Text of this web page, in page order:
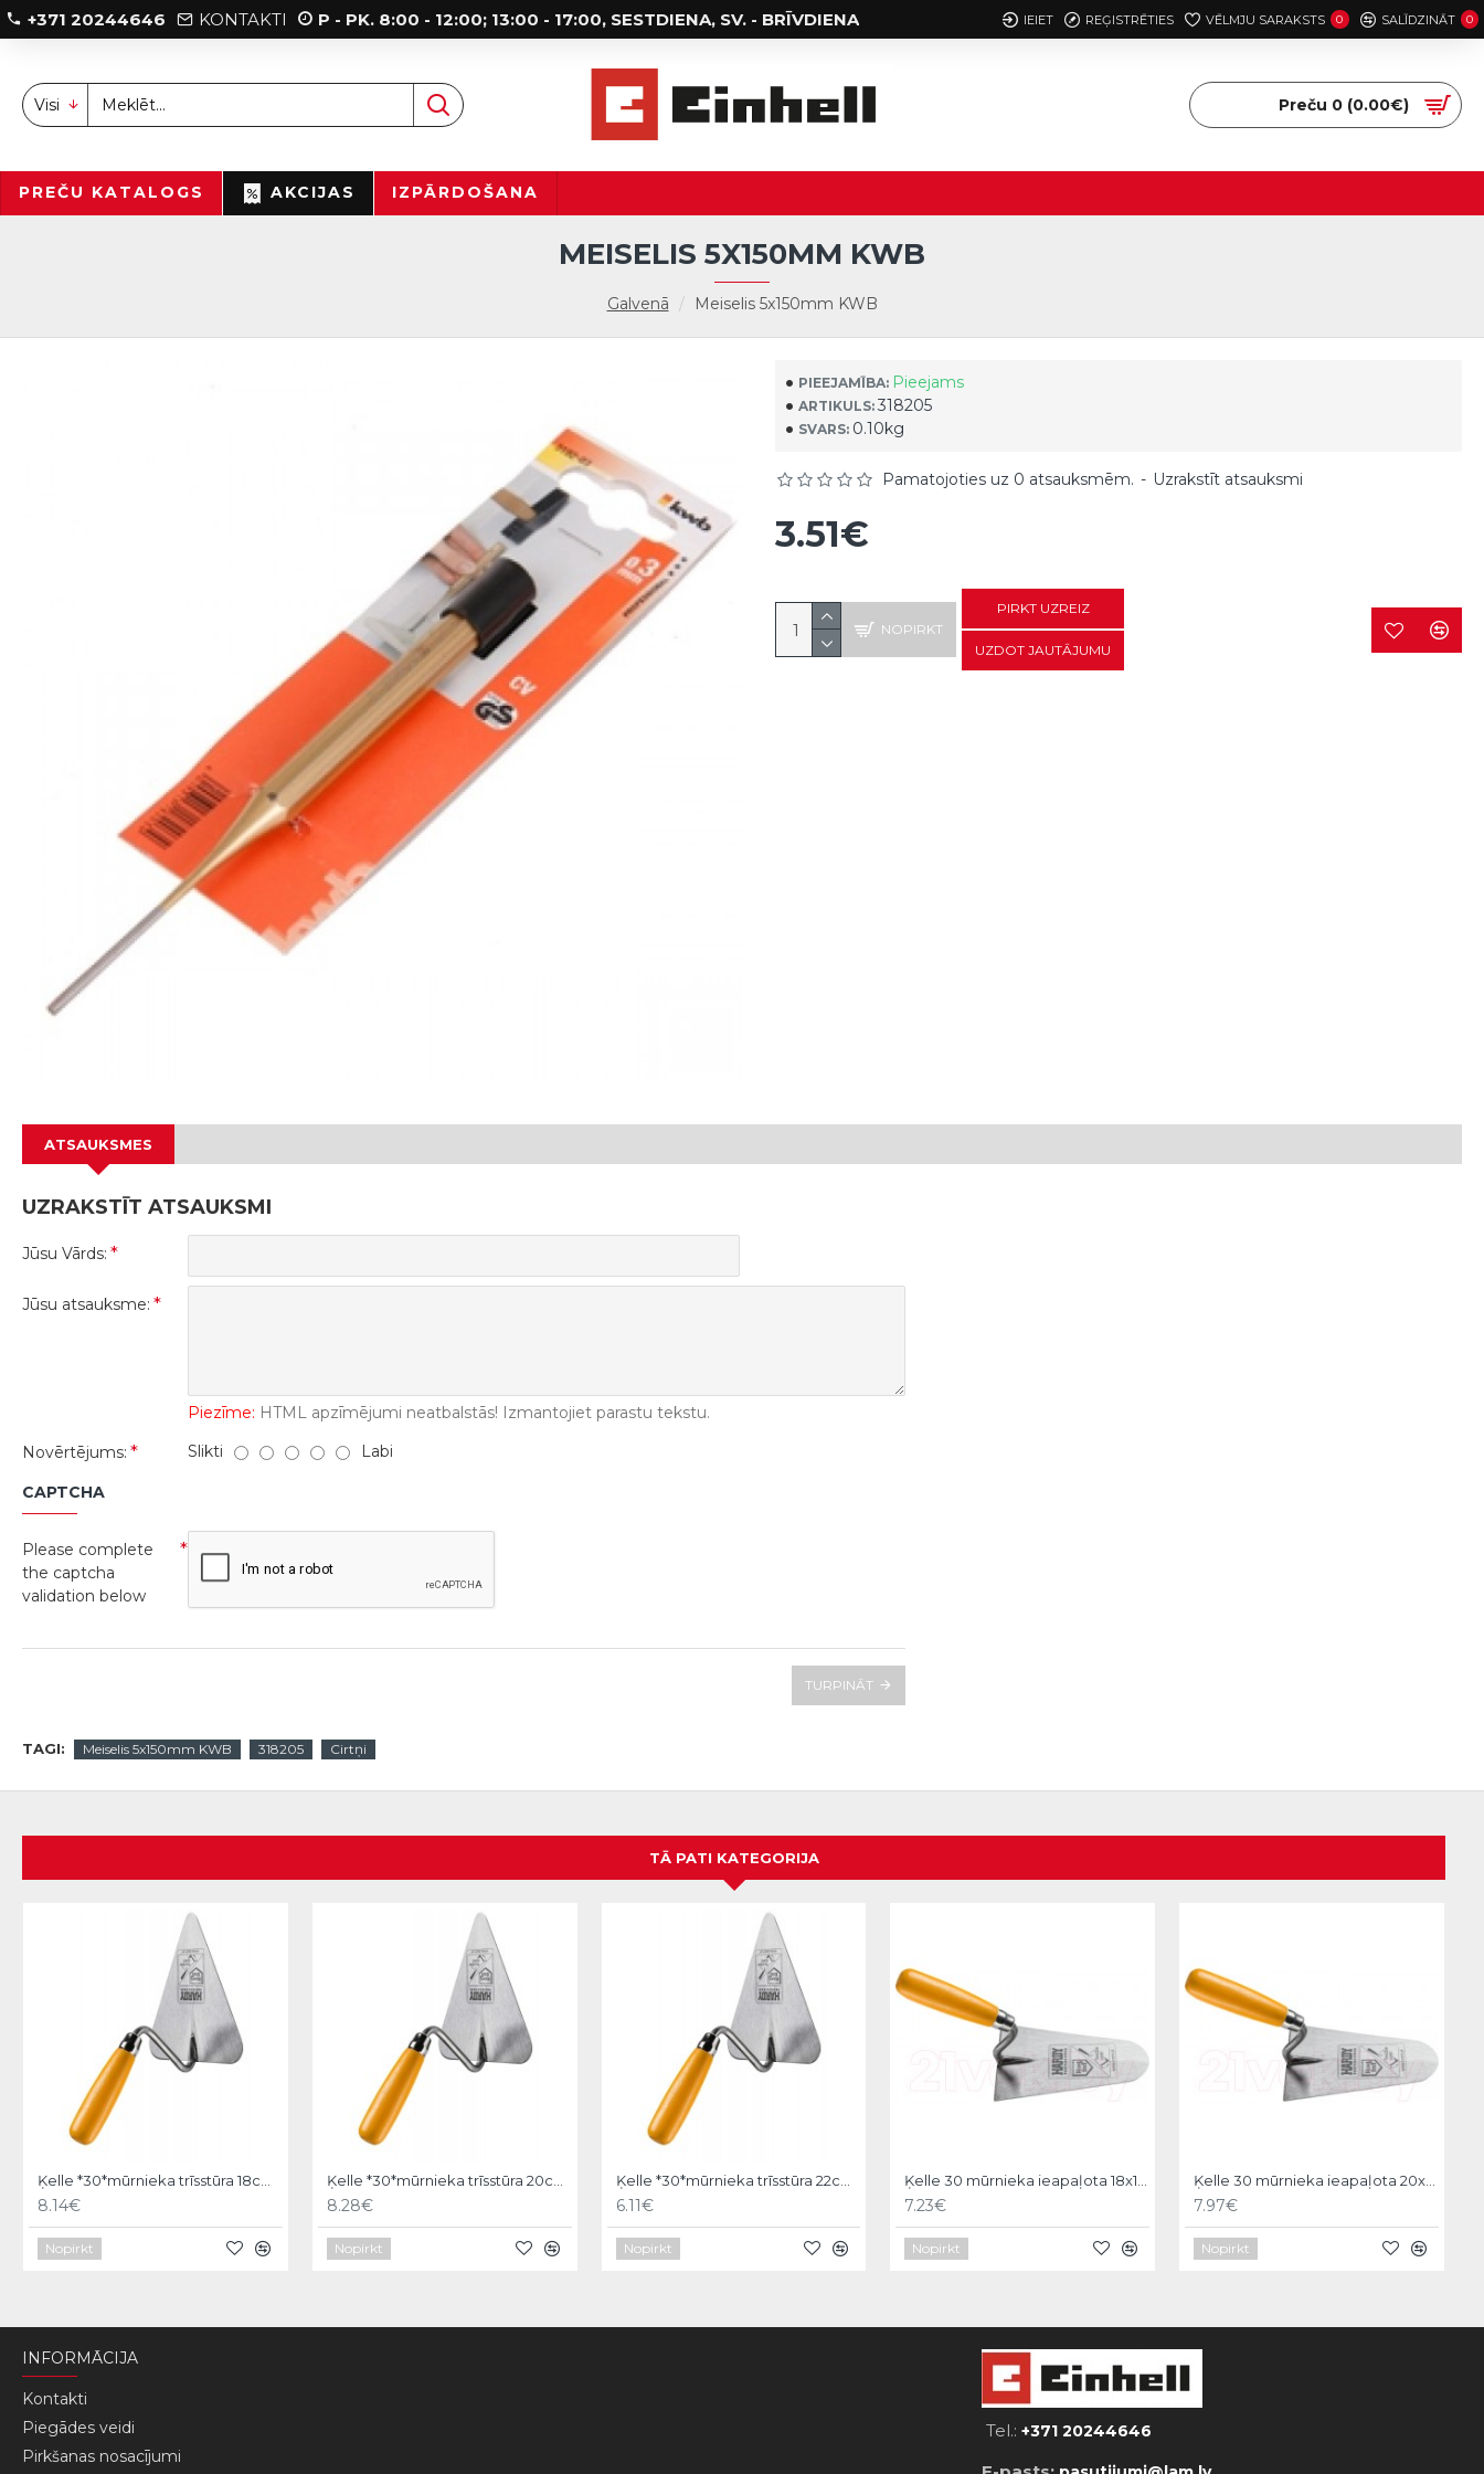
+371 20244646 KONTAKTI P - PK. 8:00 - 12:00; 13:00 - 17:00, SESTDIENA, SV. - BRĪVDIENA IEIET REĢISTRĒTIES VĒLMJU SARAKSTS 0 SALĪDZINĀT 0
Visi Preču 0 (0.00€)
PREČU KATALOGS AKCIJAS IZPĀRDOŠANA
Galvenā Meiselis 5x150mm KWB
MEISELIS 5X150MM KWB
PIEEJAMĪBA: Pieejams
ARTIKULS: 318205
SVARS: 0.10kg
Pamatojoties uz 0 atsauksmēm. - Uzrakstīt atsauksmi
3.51€
NOPIRKT
PIRKT UZREIZ
UZDOT JAUTĀJUMU
ATSAUKSMES
UZRAKSTĪT ATSAUKSMI
Jūsu Vārds:
Jūsu atsauksme:
Piezīme: HTML apzīmējumi neatbalstās! Izmantojiet parastu tekstu.
Novērtējums:
Slikti Labi
CAPTCHA
Please complete
the captcha
validation below
TURPINĀT
TAGI: Meiselis 5x150mm KWB 318205 Cirtņi
TĀ PATI KATEGORIJA
8.14€
Nopirkt
8.28€
Nopirkt
6.11€
Nopirkt
7.23€
Nopirkt
7.97€
Nopirkt
INFORMĀCIJA
Kontakti
Piegādes veidi
Pirkšanas nosacījumi
Tel.:+371 20244646